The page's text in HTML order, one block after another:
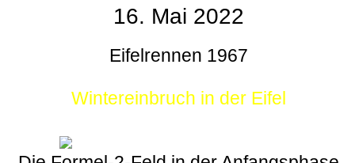
16. Mai 2022
Eifelrennen 1967
Wintereinbruch in der Eifel